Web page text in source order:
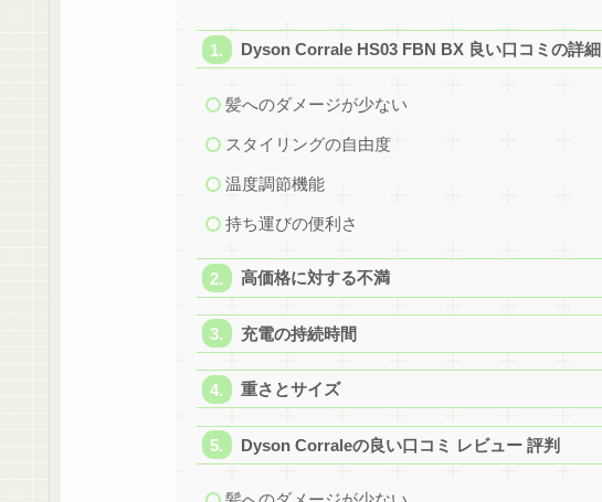
Dyson Corrale HS03 FBN BX 良い口コミの詳細
髪へのダメージが少ない
スタイリングの自由度
温度調節機能
持ち運びの便利さ
高価格に対する不満
充電の持続時間
重さとサイズ
Dyson Corraleの良い口コミ レビュー 評判